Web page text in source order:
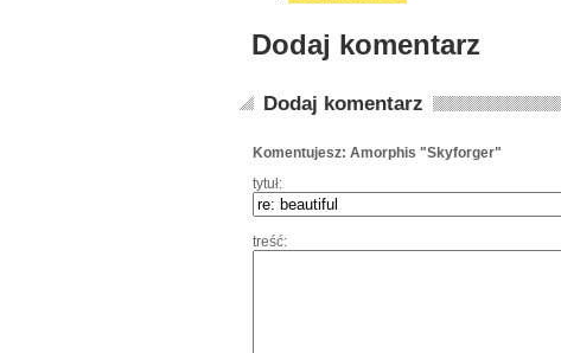
Dodaj komentarz
Dodaj komentarz
Komentujesz: Amorphis "Skyforger"
tytuł:
treść: